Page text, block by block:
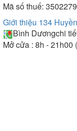
Mã số thuế:
Giới thiệu 134
Bình Dươngchi
Mở cửa : 8h -